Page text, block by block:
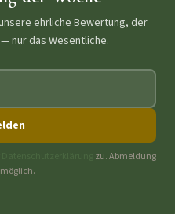
ehrliche Bewertung, der
nur das Wesentliche.
zu. Abmeldung